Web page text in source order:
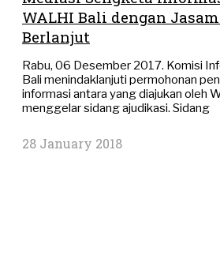
WALHI Bali dengan
Berlanjut
Rabu, 06 Desember 2017. Komisi
Bali menindaklanjuti permohonan
informasi antara yang diajukan oleh
menggelar sidang ajudikasi. Sidang
28 January 2018